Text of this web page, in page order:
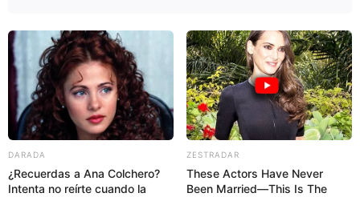
Antes de este período, el tejido endometrial que
reviste al útero no está completamente cicatrizado,
aumentando el riesgo de una hemorragia y de un
nuevo aborto. Por este motivo, durante este tiempo de
DARADA
¿Recuerdas a Ana Colchero?
Intenta no reírte cuando la
ZESTRADAR
These Actors Have Never
Been Married—This Is The